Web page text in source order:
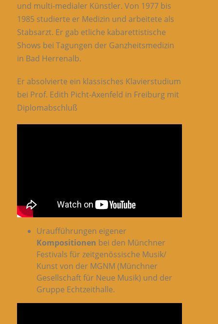
und multi-medialer Künstler. Von 1977 bis
1985 studierte er Medizin und arbeitete als
Stabsarzt. Er gab etliche kabarettistische
Shows bei Tagungen der Ganzheitsmedizin
in Bad Herrenalb.
Er absolvierte ein klassisches Klavierstudium
bei Prof. Edith Picht-Axenfeld in Freiburg mit
Diplomabschluß
Uraufführungen eigener
Kompositionen bei den Münchner
Festivals für zeitgenössische Musik/
Kunst von der MGNM (Münchner
Gesellschaft für Neue Musik) und der
Gruppe Echtzeithalle.